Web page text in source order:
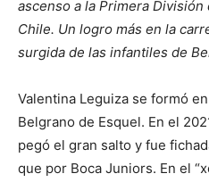
ascenso a la Primera
Chile. Un logro más en la
surgida de las infantiles de
Valentina Leguiza se formó
Belgrano de Esquel. En el
pegó el gran salto y fue
que por Boca Juniors. En el